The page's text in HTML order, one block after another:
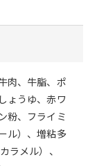
肉、牛脂、ポ
ょうゆ、赤ワ
粉、フライミ
ル）、増粘多
ラメル）、